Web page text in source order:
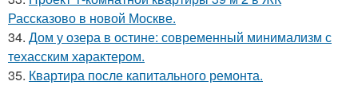
Рассказово в новой Москве.
34. Дом у озера в остине: современный минимализм с
техасским характером.
35. Квартира после капитального ремонта.